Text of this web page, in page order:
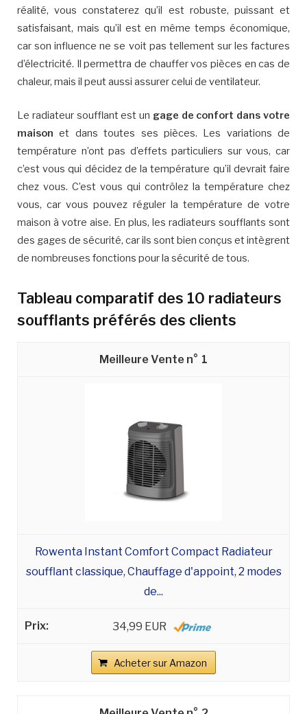
réalité, vous constaterez qu’il est robuste, puissant et
satisfaisant, mais qu’il est en même temps économique,
car son influence ne se voit pas tellement sur les factures
d’électricité. Il permettra de chauffer vos pièces en cas de
chaleur, mais il peut aussi assurer celui de ventilateur.
Le radiateur soufflant est un gage de confort dans votre
maison et dans toutes ses pièces. Les variations de
température n’ont pas d’effets particuliers sur vous, car
c’est vous qui décidez de la température qu’il devrait faire
chez vous. C’est vous qui contrôlez la température chez
vous, car vous pouvez réguler la température de votre
maison à votre aise. En plus, les radiateurs soufflants sont
des gages de sécurité, car ils sont bien conçus et intègrent
de nombreuses fonctions pour la sécurité de tous.
Tableau comparatif des 10 radiateurs
soufflants préférés des clients
1
Rowenta Instant Comfort Compact Radiateur
soufflant classique, Chauffage d'appoint, 2 modes
de...
34,99 EUR
Acheter sur Amazon